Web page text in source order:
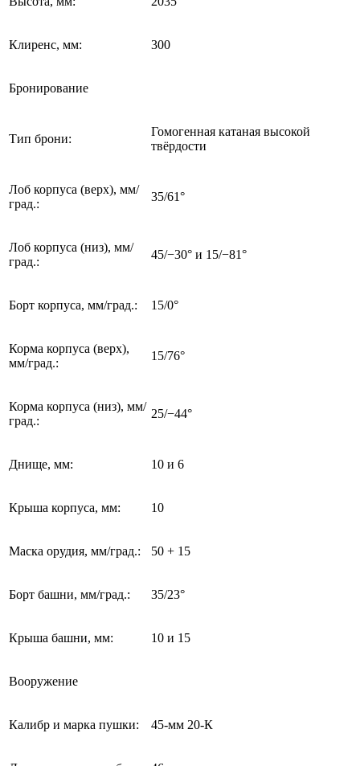
Клиренс, мм: 300
Бронирование
Тип брони:
Гомогенная катаная высокой
твёрдости
Лоб корпуса (верх), мм/
град.:
35/61°
Лоб корпуса (низ), мм/
град.:
45/−30° и 15/−81°
Борт корпуса, мм/град.: 15/0°
Корма корпуса (верх),
мм/град.:
15/76°
Корма корпуса (низ), мм/
град.:
25/−44°
Днище, мм: 10 и 6
Крыша корпуса, мм: 10
Маска орудия, мм/град.: 50 + 15
Борт башни, мм/град.: 35/23°
Крыша башни, мм: 10 и 15
Вооружение
Калибр и марка пушки: 45-мм 20-К